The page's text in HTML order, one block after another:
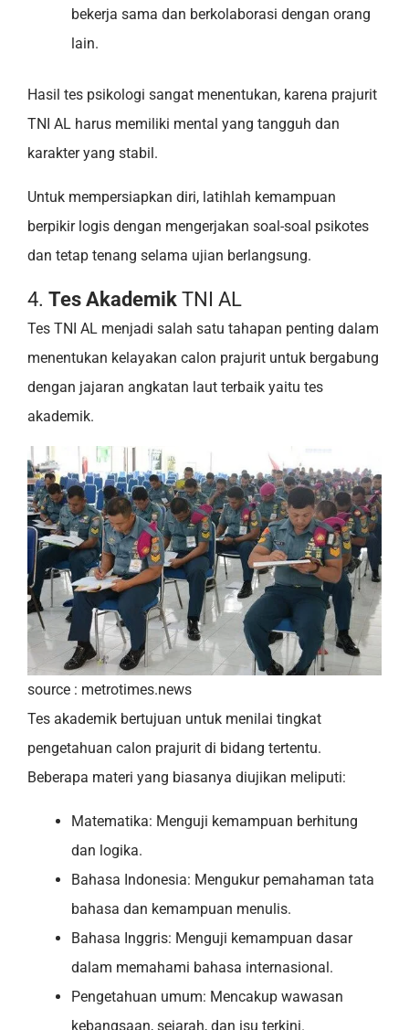
bekerja sama dan berkolaborasi dengan orang
lain.
Hasil tes psikologi sangat menentukan, karena prajurit
TNI AL harus memiliki mental yang tangguh dan
karakter yang stabil.
Untuk mempersiapkan diri, latihlah kemampuan
berpikir logis dengan mengerjakan soal-soal psikotes
dan tetap tenang selama ujian berlangsung.
4. Tes Akademik TNI AL
Tes TNI AL menjadi salah satu tahapan penting dalam
menentukan kelayakan calon prajurit untuk bergabung
dengan jajaran angkatan laut terbaik yaitu tes
akademik.
source : metrotimes.news
Tes akademik bertujuan untuk menilai tingkat
pengetahuan calon prajurit di bidang tertentu.
Beberapa materi yang biasanya diujikan meliputi:
Matematika: Menguji kemampuan berhitung
dan logika.
Bahasa Indonesia: Mengukur pemahaman tata
bahasa dan kemampuan menulis.
Bahasa Inggris: Menguji kemampuan dasar
dalam memahami bahasa internasional.
Pengetahuan umum: Mencakup wawasan
kebangsaan, sejarah, dan isu terkini.